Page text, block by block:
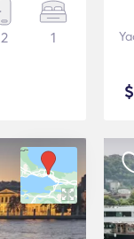
2 1